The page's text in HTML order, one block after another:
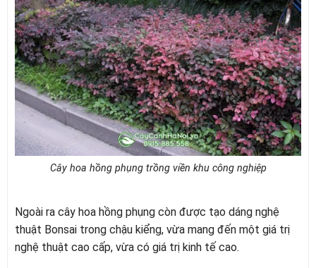
Cây hoa hồng phụng trồng viền khu công nghiệp
Ngoài ra cây hoa hồng phụng còn được tạo dáng nghệ
thuật Bonsai trong chậu kiểng, vừa mang đến một giá trị
nghệ thuật cao cấp, vừa có giá trị kinh tế cao.